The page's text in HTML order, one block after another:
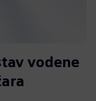
vodene